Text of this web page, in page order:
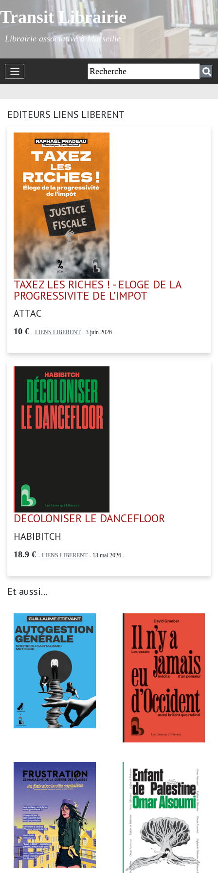
Transit Librairie
Librairie associative à Marseille
EDITEURS LIENS LIBERENT
TAXEZ LES RICHES ! - ELOGE DE LA
PROGRESSIVITE DE L’IMPOT
ATTAC
10 € - LIENS LIBERENT- 3 juin 2026 -
DECOLONISER LE DANCEFLOOR
HABIBITCH
18.9 € - LIENS LIBERENT- 13 mai 2026 -
Et aussi...